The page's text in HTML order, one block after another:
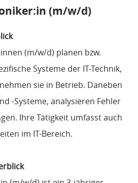
(m/w/d)
(m/w/d) planen bzw.
Systeme der IT-Technik,
sie in Betrieb. Daneben
-Systeme, analysieren Fehler
Ihre Tätigkeit umfasst auch
im IT-Bereich.